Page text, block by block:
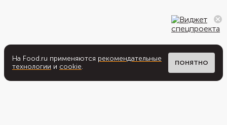
На Food.ru применяются рекомендательные
технологии и cookie. ПОНЯТНО